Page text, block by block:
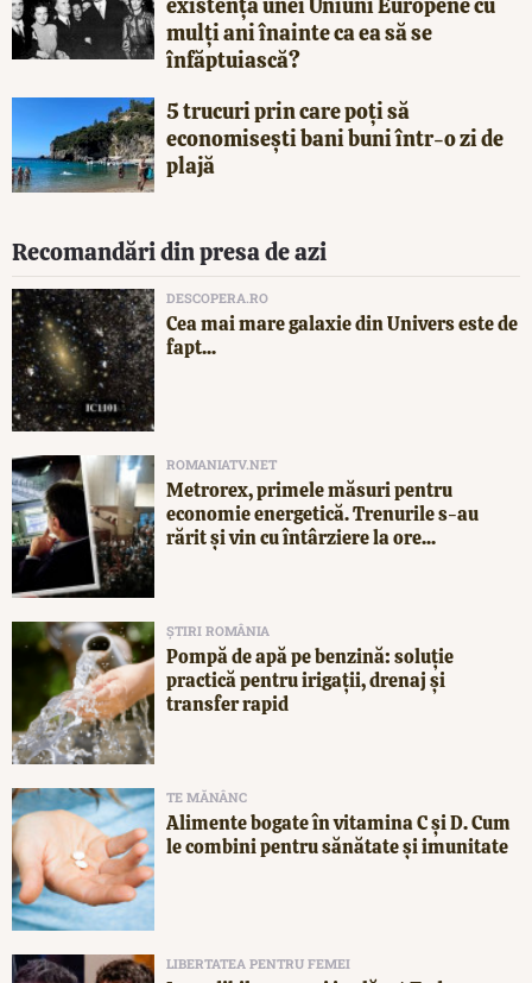
mulți ani înainte ca ea să se
înfăptuiască?
5 trucuri prin care poți să
economisești bani buni într-o zi de
plajă
Recomandări din presa de azi
DESCOPERA.RO
Cea mai mare galaxie din Univers este de
fapt...
ROMANIATV.NET
Metrorex, primele măsuri pentru
economie energetică. Trenurile s-au
rărit și vin cu întârziere la ore...
ȘTIRI ROMÂNIA
Pompă de apă pe benzină: soluție
practică pentru irigații, drenaj și
transfer rapid
TE MĂNÂNC
Alimente bogate în vitamina C și D. Cum
le combini pentru sănătate și imunitate
LIBERTATEA PENTRU FEMEI